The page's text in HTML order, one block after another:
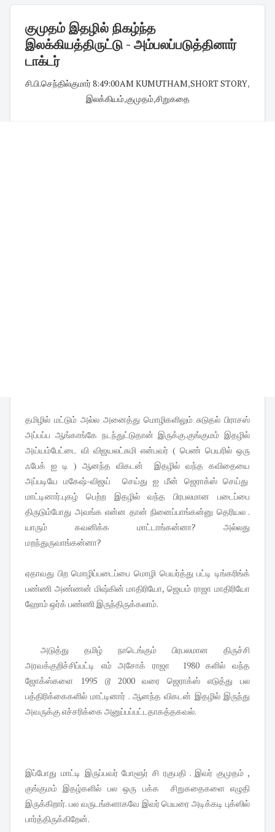
குமுதம் இதழில் நிகழ்ந்த
இலக்கியத்திருட்டு - அம்பலப்படுத்தினார்
டாக்டர்
சி.பி.செந்தில்குமார்8:49:00 AM KUMUTHAM,SHORT STORY,
இலக்கியம்,குமுதம்,சிறுகதை
தமிழில் மட்டும் அல்ல அனைத்து மொழிகளிலும் சுடுதல் பிராசஸ்
அப்பப்ப ஆங்காங்கே நடந்துட்டுதான் இருக்கு.குங்குமம் இதழில்
அய்யம்பேட்டை வி விஜயலட்சுமி என்பவர் ( பெண் பெயரில் ஒரு
ஃபேக் ஐ டி ) ஆனந்த விகடன் இதழில் வந்த கவிதையை
அப்படியே மகேஷ்-விஜய் செய்து ஐ மீன் ஜெராக்ஸ் செய்து
மாட்டினார்.புகழ் பெற்ற இதழில் வந்த பிரபலமான படைப்பை
திருடும்போது அவங்க என்ன தான் நினைப்பாங்கன்னு தெரியல .
யாரும் கவனிக்க மாட்டாங்கன்னா? அல்லது
மறந்துருவாங்கன்னா?
ஏதாவது பிற மொழிப்படைப்பை மொழி பெயர்த்து பட்டி டிங்கரிங்க்
பண்ணி அண்ணன் மிஷ்கின் மாதிரியோ, ஜெயம் ராஜா மாதிரியோ
ஹோம் ஒர்க் பண்ணி இருந்திருக்கலாம்.
அடுத்து தமிழ் நாடெங்கும் பிரபலமான திருச்சி
அரவக்குறிச்சிப்பட்டி எம் அசோக் ராஜா 1980 களில் வந்த
ஜோக்ஸ்களை 1995 டூ 2000 வரை ஜெராக்ஸ் எடுத்து பல
பத்திரிக்கைகளில் மாட்டினார் . ஆனந்த விகடன் இதழில் இருந்து
அவருக்கு எச்சரிக்கை அனுப்பப்பட்டதாகத்தகவல்.
இப்போது மாட்டி இருப்பவர் போளூர் சி ரகுபதி . இவர் குமுதம் ,
குங்குமம் இதழ்களில் பல ஒரு பக்க சிறுகதைகளை எழுதி
இருக்கிறார். பல வருடங்களாகவே இவர் பெயரை அடிக்கடி புக்ஸில்
பார்த்திருக்கிறேன்.